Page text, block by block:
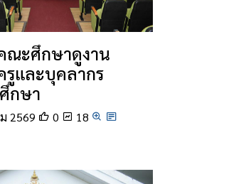
ณะศึกษาดูงาน
และบุคลากร
กษา
2569 0 18